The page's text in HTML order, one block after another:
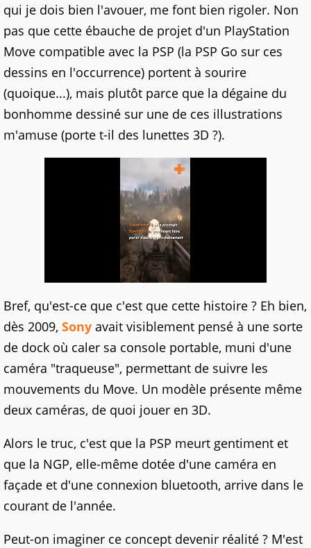
qui je dois bien l'avouer, me font bien rigoler. Non
pas que cette ébauche de projet d'un PlayStation
Move compatible avec la PSP (la PSP Go sur ces
dessins en l'occurrence) portent à sourire
(quoique...), mais plutôt parce que la dégaine du
bonhomme dessiné sur une de ces illustrations
m'amuse (porte t-il des lunettes 3D ?).
Bref, qu'est-ce que c'est que cette histoire ? Eh bien,
dès 2009, Sony avait visiblement pensé à une sorte
de dock où caler sa console portable, muni d'une
caméra "traqueuse", permettant de suivre les
mouvements du Move. Un modèle présente même
deux caméras, de quoi jouer en 3D.
Alors le truc, c'est que la PSP meurt gentiment et
que la NGP, elle-même dotée d'une caméra en
façade et d'une connexion bluetooth, arrive dans le
courant de l'année.
Peut-on imaginer ce concept devenir réalité ? M'est